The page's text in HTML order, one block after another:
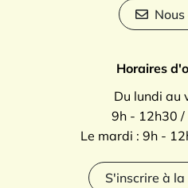
Horaires
Du lundi au
9h - 12h30
Le mardi : 9h -
S'inscrire à